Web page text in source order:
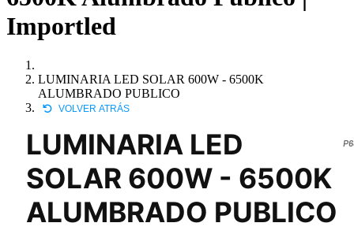
Importled
LUMINARIA LED SOLAR 600W - 6500K
ALUMBRADO PUBLICO
VOLVER ATRÁS
LUMINARIA LED
SOLAR 600W - 6500K
ALUMBRADO PUBLICO